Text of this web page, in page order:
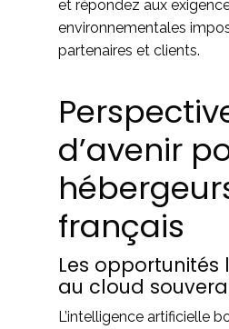
et répondez aux
environnementales
partenaires et clients.
d’avenir
français
Les opportunités
au cloud
L’intelligence artificielle